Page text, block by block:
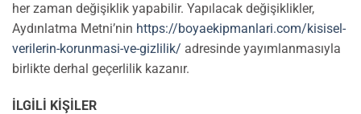
her zaman değişiklik yapabilir. Yapılacak değişiklikler,
Aydınlatma Metni’nin https://boyaekipmanlari.com/kisisel-
verilerin-korunmasi-ve-gizlilik/ adresinde yayımlanmasıyla
birlikte derhal geçerlilik kazanır.
İLGILI KIŞILER